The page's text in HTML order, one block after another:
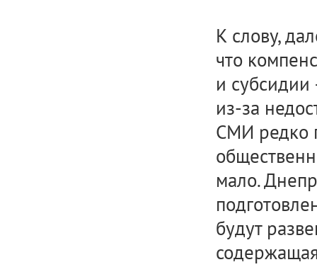
К слову,
что
и субсидии
из-за
СМИ редко
мало.
будут